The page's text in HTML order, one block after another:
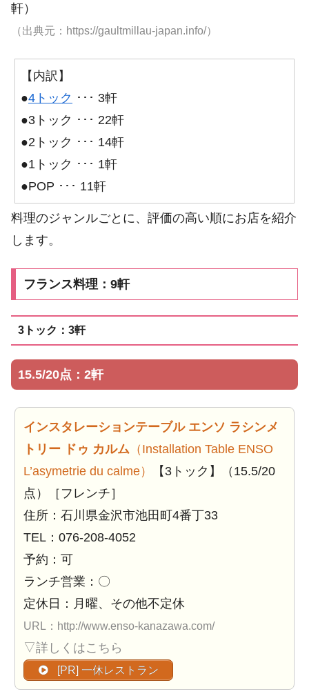
軒）
（出典元：https://gaultmillau-japan.info/）
【内訳】
●4トック ･･･ 3軒
●3トック ･･･ 22軒
●2トック ･･･ 14軒
●1トック ･･･ 1軒
●POP ･･･ 11軒
料理のジャンルごとに、評価の高い順にお店を紹介
します。
フランス料理：9軒
3トック：3軒
15.5/20点：2軒
インスタレーションテーブル エンソ ラシンメ
トリー ドゥ カルム （Installation Table ENSO
L’asymetrie du calme）
【3トック】（15.5/20
点）［フレンチ］
住所：石川県金沢市池田町4番丁33
TEL：076-208-4052
予約：可
ランチ営業：〇
定休日：月曜、その他不定休
URL：http://www.enso-kanazawa.com/
▽詳しくはこちら
[PR] 一休レストラン